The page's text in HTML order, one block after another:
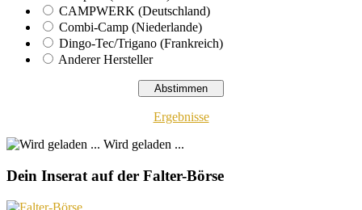
CAMPWERK (Deutschland)
Combi-Camp (Niederlande)
Dingo-Tec/Trigano (Frankreich)
Anderer Hersteller
Ergebnisse
Wird geladen ...
Dein Inserat auf der Falter-Börse